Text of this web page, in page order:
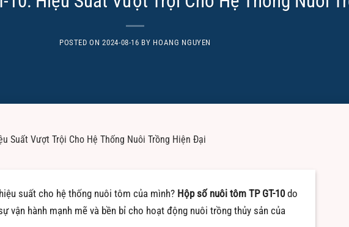
POSTED ON2024-08-16 BY HOANG NGUYEN
Suất Vượt Trội Cho Hệ Thống Nuôi Trồng Hiện Đại
suất cho hệ thống nuôi tôm của mình? Hộp số nuôi tôm TP GT-10do
vận hành mạnh mẽ và bền bỉ cho hoạt động nuôi trồng thủy sản của